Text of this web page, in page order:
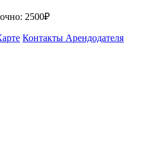
2500₽
Контакты Арендодателя